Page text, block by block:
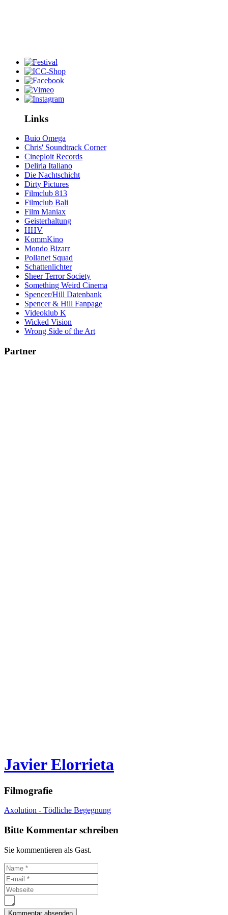
Links
Buio Omega
Chris' Soundtrack Corner
Cineploit Records
Deliria Italiano
Die Nachtschicht
Dirty Pictures
Filmclub 813
Filmclub Bali
Film Maniax
Geisterhaltung
HHV
KommKino
Mondo Bizarr
Pollanet Squad
Schattenlichter
Sheer Terror Society
Something Weird Cinema
Spencer/Hill Datenbank
Spencer & Hill Fanpage
Videoklub K
Wicked Vision
Wrong Side of the Art
Partner
Javier Elorrieta
Filmografie
Axolution - Tödliche Begegnung
Bitte Kommentar schreiben
Sie kommentieren als Gast.